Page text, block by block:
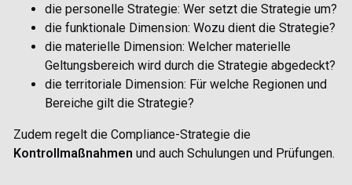
die personelle Strategie: Wer setzt die Strategie um?
die funktionale Dimension: Wozu dient die Strategie?
die materielle Dimension: Welcher materielle
Geltungsbereich wird durch die Strategie abgedeckt?
die territoriale Dimension: Für welche Regionen und
Bereiche gilt die Strategie?
Zudem regelt die Compliance-Strategie die
Kontrollmaßnahmen und auch Schulungen und Prüfungen.